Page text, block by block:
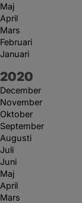
Maj
April
Mars
Februari
Januari
År:
2020
December
November
Oktober
September
Augusti
Juli
Juni
Maj
April
Mars